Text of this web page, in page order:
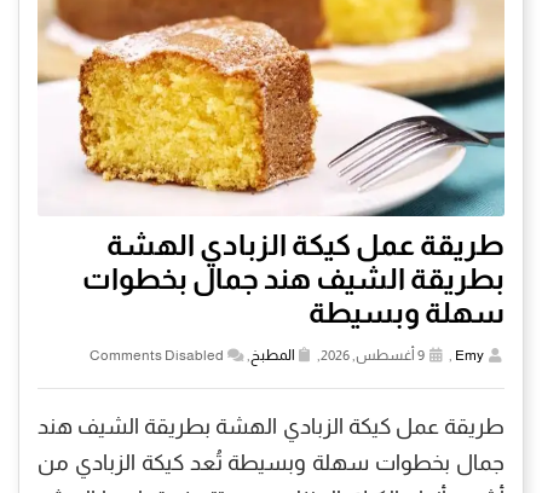
طريقة عمل كيكة الزبادي الهشة
بطريقة الشيف هند جمال بخطوات
سهلة وبسيطة
Emy المطبخ Comments Disabled
طريقة عمل كيكة الزبادي الهشة بطريقة الشيف هند
جمال بخطوات سهلة وبسيطة تُعد كيكة الزبادي من